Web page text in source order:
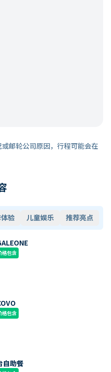
邮轮公司原因，行程可能会在
验 儿童娱乐 推荐亮点
格包含
格包含
自助餐